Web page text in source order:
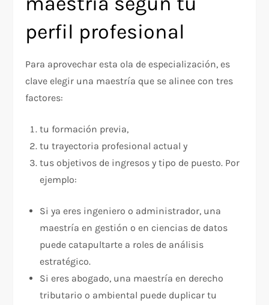
perfil profesional
Para aprovechar esta ola de especialización, es
clave elegir una maestría que se alinee con tres
factores:
tu formación previa,
tu trayectoria profesional actual y
tus objetivos de ingresos y tipo de puesto. Por
ejemplo:
Si ya eres ingeniero o administrador, una
maestría en gestión o en ciencias de datos
puede catapultarte a roles de análisis
estratégico.
Si eres abogado, una maestría en derecho
tributario o ambiental puede duplicar tu